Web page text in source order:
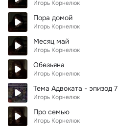
Игорь Корнелюк
Пора домой
Игорь Корнелюк
Месяц май
Игорь Корнелюк
Обезьяна
Игорь Корнелюк
Тема Адвоката - эпизод 7
Игорь Корнелюк
Про семью
Игорь Корнелюк